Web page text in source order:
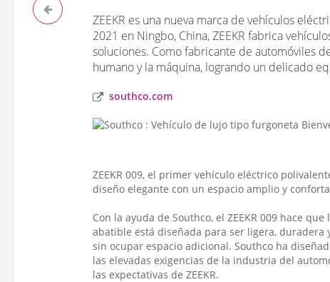
ZEEKR es una nueva marca de vehículos
2021 en Ningbo, China, ZEEKR fabrica
soluciones. Como fabricante de automóviles
humano y la máquina, logrando un delicado
southco.com
ZEEKR 009, el primer vehículo eléctrico
diseño elegante con un espacio amplio y
Con la ayuda de Southco, el ZEEKR 009 hace
abatible está diseñada para ser ligera,
sin ocupar espacio adicional. Southco ha
las elevadas exigencias de la industria del
las expectativas de ZEEKR.